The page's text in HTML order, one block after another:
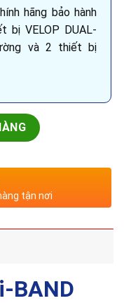
hãng bảo hành
bị VELOP DUAL-
và 2 thiết bị
số lượng
tận nơi
BAND